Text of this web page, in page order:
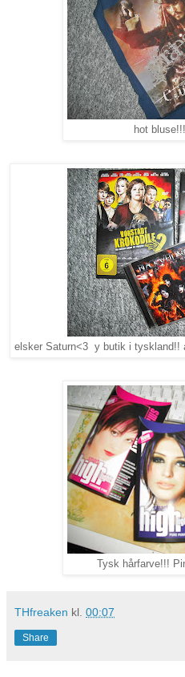
hot
elsker Saturn<3 y butik i tyskland!!
Tysk hårfarve!!!
THfreaken kl. 00:07
Share